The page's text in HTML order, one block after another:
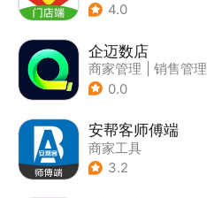
4.0
企迈数店
商家管理
销售管理
0.0
安帮客师傅端
商家工具
3.2